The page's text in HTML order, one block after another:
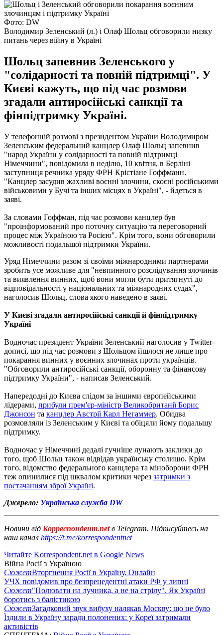
Фото: DW
Володимир Зеленський (л.) і Олаф Шольц обговорили низку
питань через війну в Україні
Шольц запевнив Зеленського у
"солідарності та повній підтримці". У
Києві кажуть, що під час розмови
згадали антиросійські санкції та
фінпідтримку Україні.
У телефонній розмові з президентом України Володимиром
Зеленським федеральний канцлер Олаф Шольц запевнив
"народ України у солідарності та повній підтримці
Німеччини", повідомила в неділю, 10 квітня, в Берліні
заступниця речника уряду ФРН Крістіане Гоффманн.
"Канцлер засудив жахливі воєнні злочини, скоєні російськими
військовими у Бучі та інших місцях в Україні", - йдеться в
заяві.
За словами Гоффман, під час розмови канцлер був
"проінформований про поточну ситуацію та переговорний
процес між Україною та Росією". Крім того, вони обговорили
можливості подальшої підтримки України.
Уряд Німеччини разом зі своїми міжнародними партнерами
зробить усе можливе для "невпинного розслідування злочинів
та виявлення винних, щоб вони могли бути притягнуті до
відповідальності у національних та міжнародних судах",
наголосив Шольц, слова якого наведено в заяві.
У Києві згадали антиросійські санкції й фінпідтримку
Україні
Водночас президент України Зеленський наголосив у Twitter-
дописі, що під час розмови з Шольцом йшлося не лише про
покарання винних у воєнних злочинах проти українців.
"Обговорили антиросійські санкції, оборонну та фінансову
підтримку України", - написав Зеленський.
Напередодні до Києва слідом за іншими європейськими
лідерами, прибули прем'єр-міністр Великобританії Борис
Джонсон та канцлер Австрії Карл Негаммер. Обидва
розмовляли із Зеленським у Києві та обіцяли йому подальшу
підтримку.
Водночас у Німеччині дедалі гучніше лунають заклики до
того, щоб Шольц також відвідав українську столицю. Крім
того, відомство федерального канцлера та міноборони ФРН
теж опинилися під шквалом критики через затримки з
постачанням зброї Україні.
Джерело: Українська служба DW
Новини від Корреспондент.netв Telegram. Підписуйтесь на
наш канал https://t.me/korrespondentnet
Читайте Korrespondent.net в Google News
Війна Росії з Україною
СюжетВторгнення Росії в Україну. Онлайн
УЧХ повідомив про безпрецедентні атаки РФ у липні
Сюжет"Полювати на лучника, а не на стрілу". Як Україні
боротись з балістикою
СюжетЗагадковий звук вибуху налякав Москву: що це було
Їздили в Україну заради полонених: у Кореї затримали
активістів